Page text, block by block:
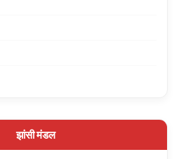
झांसी मंडल